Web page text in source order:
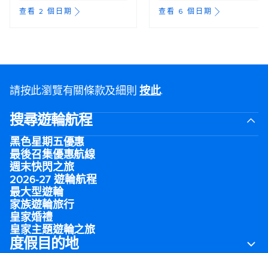
查看 2 個日期 查看 6 個日期
請按此瀏覽有關條款及細則按此.
搜尋遊輪航程
黑色星期五優惠
最後召集優惠航線
週末快閃之旅
2026-27 遊輪航程
最大型遊輪
家族遊輪旅行
皇家婚禮
皇家主題遊輪之旅
度假目的地